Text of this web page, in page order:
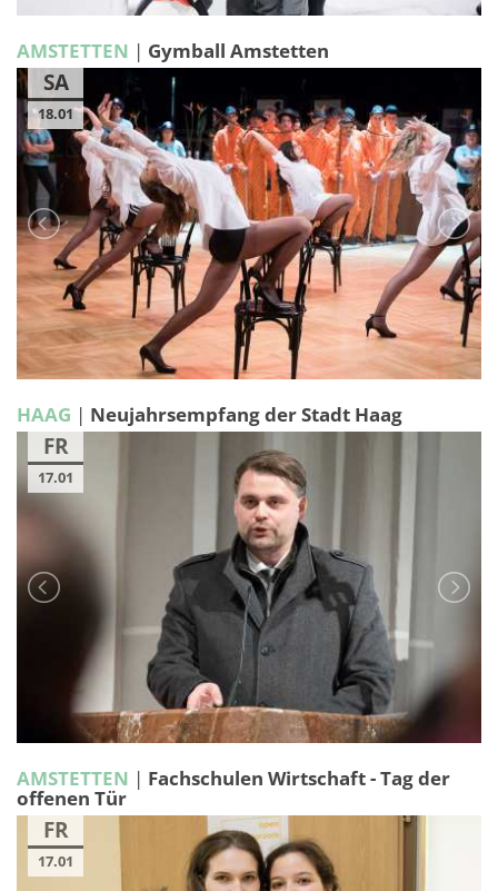
AMSTETTEN | Gymball Amstetten
SA
18.01
HAAG | Neujahrsempfang der Stadt Haag
FR
17.01
AMSTETTEN | Fachschulen Wirtschaft - Tag der
offenen Tür
FR
17.01